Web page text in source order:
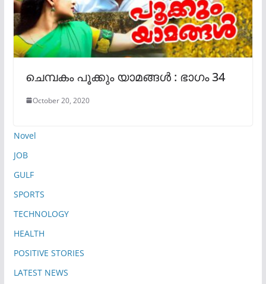
ചെമ്പകം പൂക്കും യാമങ്ങൾ : ഭാഗം 34
October 20, 2020
Novel
JOB
GULF
SPORTS
TECHNOLOGY
HEALTH
POSITIVE STORIES
LATEST NEWS